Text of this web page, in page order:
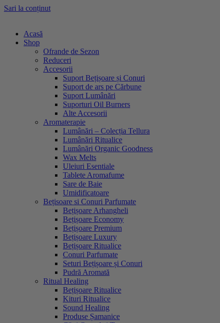
Sari la conținut
Acasă
Shop
Ofrande de Sezon
Reduceri
Accesorii
Suport Bețișoare și Conuri
Suport de ars pe Cărbune
Suport Lumânări
Suporturi Oil Burners
Alte Accesorii
Aromaterapie
Lumânări – Colecția Tellura
Lumânări Ritualice
Lumânări Organic Goodness
Wax Melts
Uleiuri Esentiale
Tablete Aromafume
Sare de Baie
Umidificatoare
Bețisoare si Conuri Parfumate
Bețișoare Arhangheli
Bețișoare Economy
Bețișoare Premium
Bețișoare Luxury
Bețișoare Ritualice
Conuri Parfumate
Seturi Bețișoare și Conuri
Pudră Aromată
Ritual Healing
Bețișoare Ritualice
Kituri Ritualice
Sound Healing
Produse Șamanice